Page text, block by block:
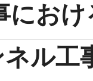
にお
ル工